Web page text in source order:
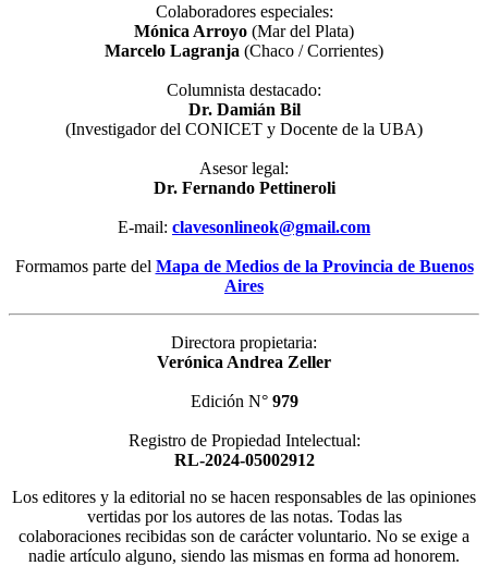
Colaboradores especiales:
Mónica Arroyo (Mar del Plata)
Marcelo Lagranja (Chaco / Corrientes)
Columnista destacado:
Dr. Damián Bil
(Investigador del CONICET y Docente de la UBA)
Asesor legal:
Dr. Fernando Pettineroli
E-mail: clavesonlineok@gmail.com
Formamos parte del Mapa de Medios de la Provincia de Buenos
Aires
Directora propietaria:
Verónica Andrea Zeller
Edición N°979
Registro de Propiedad Intelectual:
RL-2024-05002912
Los editores y la editorial no se hacen responsables de las opiniones
vertidas por los autores de las notas. Todas las
colaboraciones recibidas son de carácter voluntario. No se exige a
nadie artículo alguno, siendo las mismas en forma ad honorem.